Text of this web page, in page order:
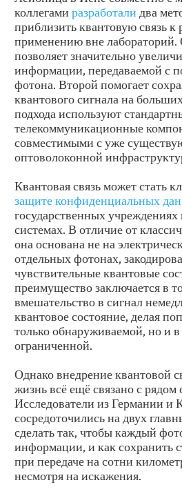
коллегами разработали два
приблизить квантовую связь к
применению вне
позволяет значительно
информации, передаваемой с
фотона. Второй помогает
квантового сигнала на
подхода используют
телекоммуникационные
совместимыми с уже
оптоволоконной
Квантовая связь может стать
защите конфиденциальных
государственных
системах. В отличие от
она основана не на
отдельных фотонах,
чувствительные квантовые
преимущество заключается в
вмешательство в сигнал
квантовое состояние, делая
только обнаруживаемой, но и
ограниченной.
Однако внедрение квантовой
жизнь всё ещё связано с рядом
Исследователи из Германии и
сосредоточились на двух
сделать так, чтобы каждый
информации, и как сохранить
при передаче на сотни
несмотря на искажения.